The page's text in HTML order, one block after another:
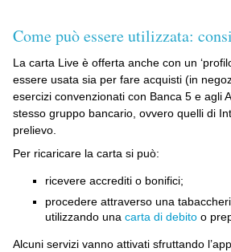
Come può essere utilizzata:
La carta Live è offerta anche con un
essere usata sia per fare acquisti (in
esercizi convenzionati con Banca 5 e agli
stesso gruppo bancario, ovvero quelli di
prelievo.
Per ricaricare la carta si può:
ricevere accrediti o bonifici;
procedere attraverso una
utilizzando una carta di debito o
Alcuni servizi vanno attivati sfruttando